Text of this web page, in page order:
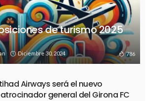
de turismo 2025
Diciembre 30, 2024 786
Airways será el nuevo
general del Girona FC